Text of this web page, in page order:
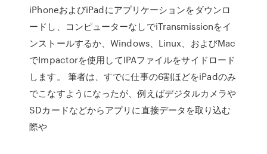
iPhoneおよびiPadにアプリケーションをダウンロ
ードし、コンピューターなしでiTransmissionをイ
ンストールするか、Windows、Linux、およびMac
でImpactorを使用してIPAファイルをサイドロード
します。 筆者は、すでに仕事の6割ほどをiPadのみ
でこなすようになったが、例えばデジタルカメラや
SDカードなどからアプリに直接データを取り込む
際や